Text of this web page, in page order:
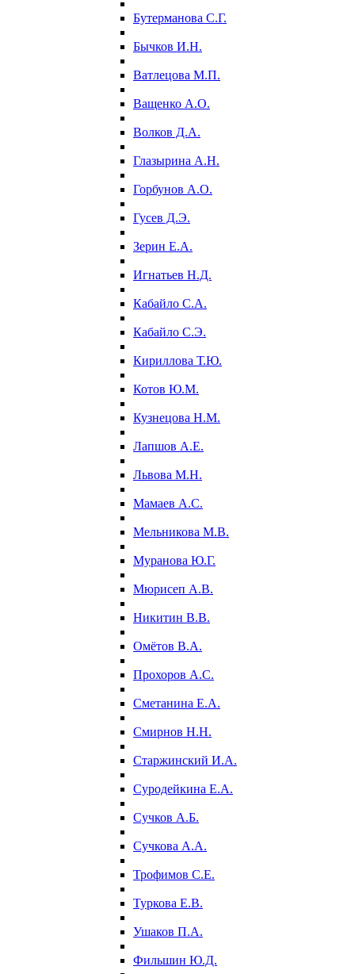
Бутерманова С.Г.
Бычков И.Н.
Ватлецова М.П.
Ващенко А.О.
Волков Д.А.
Глазырина А.Н.
Горбунов А.О.
Гусев Д.Э.
Зерин Е.А.
Игнатьев Н.Д.
Кабайло С.А.
Кабайло С.Э.
Кириллова Т.Ю.
Котов Ю.М.
Кузнецова Н.М.
Лапшов А.Е.
Львова М.Н.
Мамаев А.С.
Мельникова М.В.
Муранова Ю.Г.
Мюрисеп А.В.
Никитин В.В.
Омётов В.А.
Прохоров А.С.
Сметанина Е.А.
Смирнов Н.Н.
Старжинский И.А.
Суродейкина Е.А.
Сучков А.Б.
Сучкова А.А.
Трофимов С.Е.
Туркова Е.В.
Ушаков П.А.
Фильшин Ю.Д.